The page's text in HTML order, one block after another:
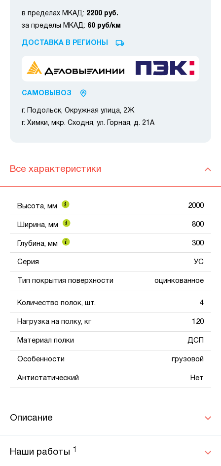
в пределах МКАД: 2200 руб.
за пределы МКАД: 60 руб/км
ДОСТАВКА В РЕГИОНЫ
САМОВЫВОЗ
г. Подольск, Окружная улица, 2Ж
г. Химки, мкр. Сходня, ул. Горная, д. 21А
Все характеристики
Высота, мм 2000
Ширина, мм 800
Глубина, мм 300
Серия УС
Тип покрытия поверхности оцинкованное
Количество полок, шт. 4
Нагрузка на полку, кг 120
Материал полки ДСП
Особенности грузовой
Антистатический Нет
Описание
Наши работы